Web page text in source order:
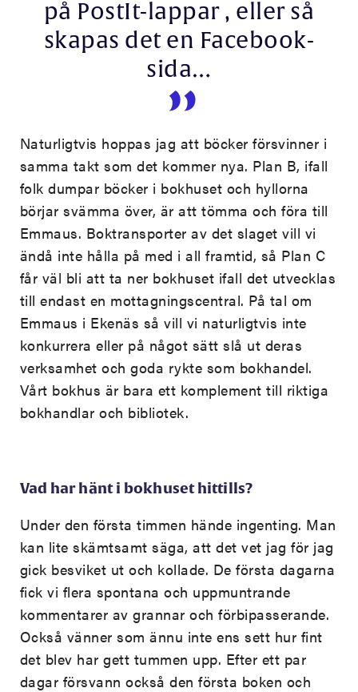
på PostIt-lappar , eller så
skapas det en Facebook-
sida…
Naturligtvis hoppas jag att böcker försvinner i
samma takt som det kommer nya. Plan B, ifall
folk dumpar böcker i bokhuset och hyllorna
börjar svämma över, är att tömma och föra till
Emmaus. Boktransporter av det slaget vill vi
ändå inte hålla på med i all framtid, så Plan C
får väl bli att ta ner bokhuset ifall det utvecklas
till endast en mottagningscentral. På tal om
Emmaus i Ekenäs så vill vi naturligtvis inte
konkurrera eller på något sätt slå ut deras
verksamhet och goda rykte som bokhandel.
Vårt bokhus är bara ett komplement till riktiga
bokhandlar och bibliotek.
Vad har hänt i bokhuset hittills?
Under den första timmen hände ingenting. Man
kan lite skämtsamt säga, att det vet jag för jag
gick besviket ut och kollade. De första dagarna
fick vi flera spontana och uppmuntrande
kommentarer av grannar och förbipasserande.
Också vänner som ännu inte ens sett hur fint
det blev har gett tummen upp. Efter ett par
dagar försvann också den första boken och